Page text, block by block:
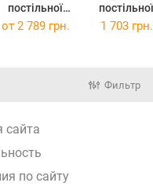
постільної
білизни Бязь
постільної
білизни
0626
от 2 789 грн. 1 703 грн.
Фильтр
сайта
по сайту